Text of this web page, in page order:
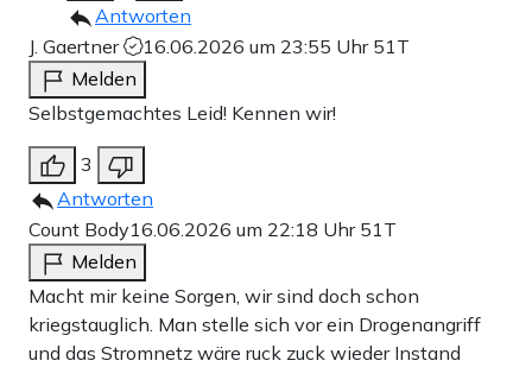
Antworten
J. Gaertner
16.06.2026 um 23:55 Uhr 51T
Melden
Selbstgemachtes Leid! Kennen wir!
3
Antworten
Count Body16.06.2026 um 22:18 Uhr 51T
Melden
Macht mir keine Sorgen, wir sind doch schon
kriegstauglich. Man stelle sich vor ein Drogenangriff
und das Stromnetz wäre ruck zuck wieder Instand